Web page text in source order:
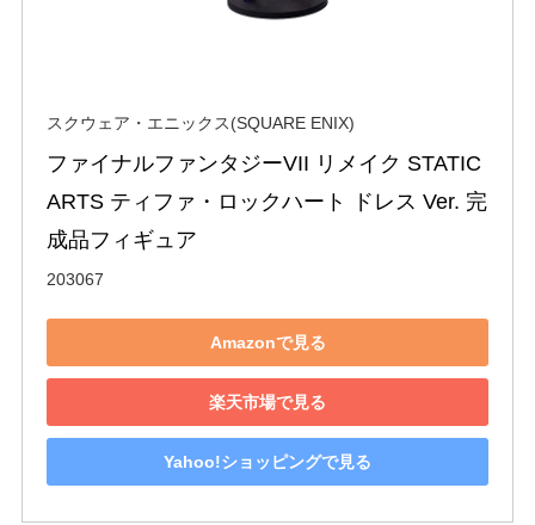
スクウェア・エニックス(SQUARE ENIX)
ファイナルファンタジーVII リメイク STATIC
ARTS ティファ・ロックハート ドレス Ver. 完
成品フィギュア
203067
Amazonで見る
楽天市場で見る
Yahoo!ショッピングで見る